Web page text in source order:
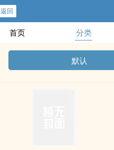
返回
首页 分类
默认